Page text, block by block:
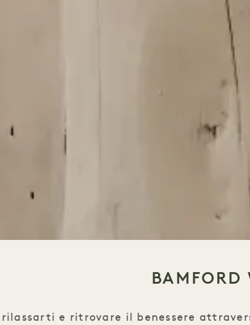
BAMFORD
e ritrovare il benessere